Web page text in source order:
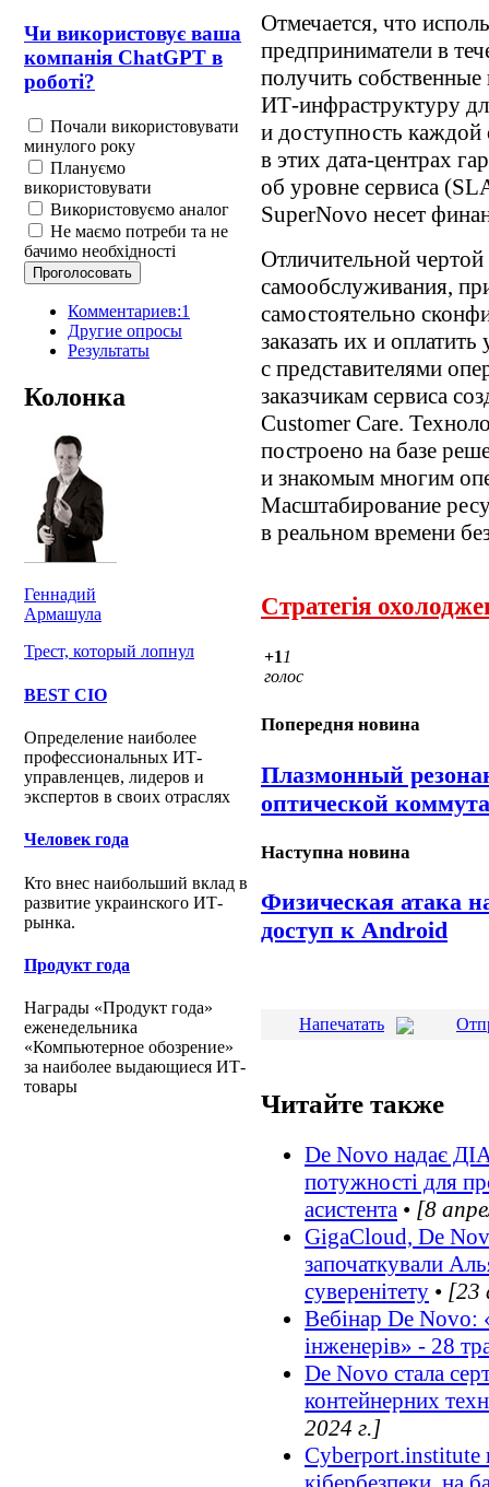
Чи використовує ваша
компанія ChatGPT в
роботі?
Почали використовувати
минулого року
Плануємо
використовувати
Використовуємо аналог
Не маємо потреби та не
бачимо необхідності
Комментариев:1
Другие опросы
Результаты
Колонка
Геннадий
Армашула
Трест, который лопнул
BEST CIO
Определение наиболее
профессиональных ИТ-
управленцев, лидеров и
экспертов в своих отраслях
Человек года
Кто внес наибольший вклад в
развитие украинского ИТ-
рынка.
Продукт года
Награды «Продукт года»
еженедельника
«Компьютерное обозрение»
за наиболее выдающиеся ИТ-
товары
Отмечается, что
предприниматели в
получить собственные
ИТ-инфраструктуру
и доступность
в этих дата-центрах
об уровне сервиса
SuperNovo несет
Отличительной
самообслуживания,
самостоятельно
заказать их и
с представителями
заказчикам сервиса
Customer Care.
построено на базе
и знакомым многим
Масштабирование
в реальном времени
Стратегія
+1 1
голос
Попередня новина
Плазмонный
оптической
Наступна новина
Физическая атака
доступ к Android
Напечатать
Читайте также
De Novo надає
потужності для
асистента • [8
GigaCloud, De
започаткували
суверенітету • [23
Вебінар De Novo:
інженерів» - 28
De Novo стала
контейнерних
2024 г.]
Cyberport.institute